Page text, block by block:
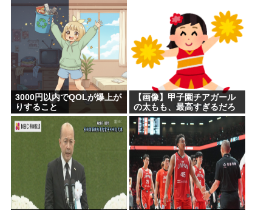
まうw w w w w w w w w
3000円以内でQOLが爆上が
りすること
【画像】甲子園チアガール
の太もも、最高すぎるだろ
www